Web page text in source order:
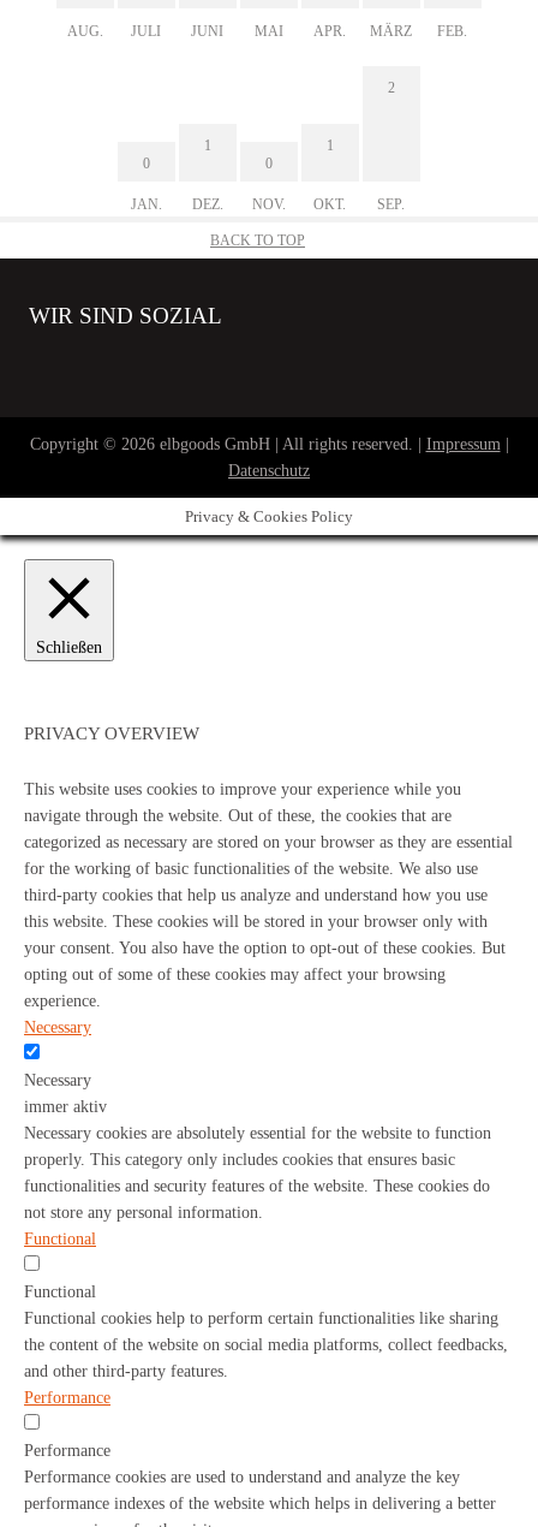
AUG. JULI JUNI MAI APR. MÄRZ FEB.
0
JAN.
1
DEZ.
0
NOV.
1
OKT.
2
SEP.
BACK TO TOP
WIR SIND SOZIAL
Copyright © 2026 elbgoods GmbH | All rights reserved. | Impressum |
Datenschutz
Privacy & Cookies Policy
Schließen
PRIVACY OVERVIEW
This website uses cookies to improve your experience while you
navigate through the website. Out of these, the cookies that are
categorized as necessary are stored on your browser as they are essential
for the working of basic functionalities of the website. We also use
third-party cookies that help us analyze and understand how you use
this website. These cookies will be stored in your browser only with
your consent. You also have the option to opt-out of these cookies. But
opting out of some of these cookies may affect your browsing
experience.
Necessary
Necessary
immer aktiv
Necessary cookies are absolutely essential for the website to function
properly. This category only includes cookies that ensures basic
functionalities and security features of the website. These cookies do
not store any personal information.
Functional
Functional
Functional cookies help to perform certain functionalities like sharing
the content of the website on social media platforms, collect feedbacks,
and other third-party features.
Performance
Performance
Performance cookies are used to understand and analyze the key
performance indexes of the website which helps in delivering a better